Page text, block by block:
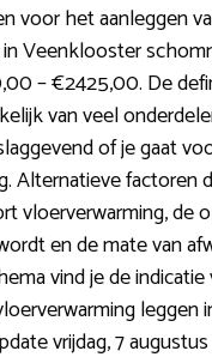
voor het aanleggen
Veenklooster
– €2425,00. De
van veel
of je gaat
Alternatieve factoren
vloerverwarming, de
en de mate van
vind je de indicatie
leggen
vrijdag, 7